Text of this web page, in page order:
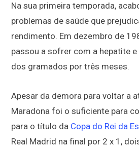
Na sua primeira temporada,
problemas de saúde que
rendimento. Em dezembro de
passou a sofrer com a hepatite
dos gramados por três meses.
Apesar da demora para voltar a
Maradona foi o suficiente para
para o título da Copa do Rei da
Real Madrid na final por 2 x 1,